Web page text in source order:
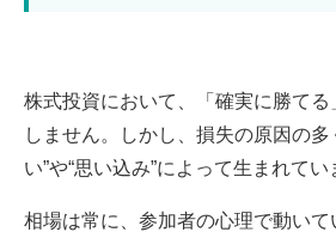
株式投資において、「確実に勝て
しません。しかし、損失の原因の多
い”や“思い込み”によって生まれてい
相場は常に、参加者の心理で動いて